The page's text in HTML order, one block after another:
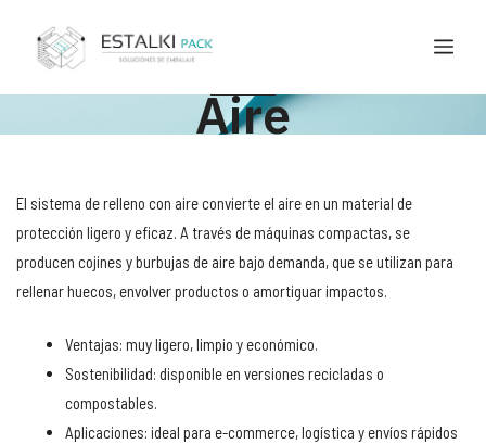
Aire
El sistema de relleno con aire convierte el aire en un material de
protección ligero y eficaz. A través de máquinas compactas, se
producen cojines y burbujas de aire bajo demanda, que se utilizan para
rellenar huecos, envolver productos o amortiguar impactos.
Ventajas: muy ligero, limpio y económico.
Sostenibilidad: disponible en versiones recicladas o
compostables.
Aplicaciones: ideal para e-commerce, logística y envíos rápidos